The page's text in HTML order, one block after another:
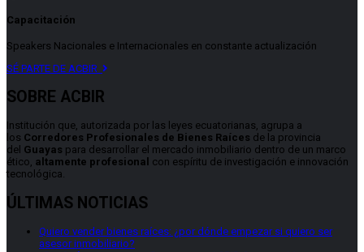
Capacitación
Speakers Nacionales e Internacionales en constante actualización
SÉ PARTE DE ACBIR
SOBRE ACBIR
Institución que, autorizada por las leyes ecuatorianas, agrupa a
los Corredores Profesionales de Bienes Raíces de la provincia
del Guayas para desarrollar el mercado inmobiliario dentro de un marco
ético, altamente profesional con espíritu de investigación e innovación
tecnológica.
ÚLTIMAS NOTICIAS
Quiero vender bienes raíces: ¿por dónde empezar si quiero ser
asesor inmobiliario?